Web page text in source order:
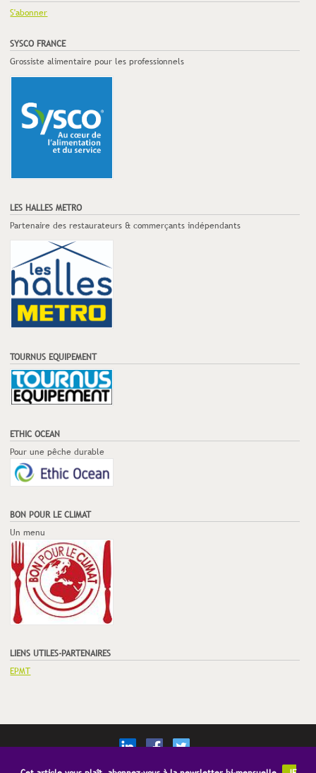
S'abonner
SYSCO FRANCE
Grossiste alimentaire pour les professionnels
LES HALLES METRO
Partenaire des restaurateurs & commerçants indépendants
TOURNUS EQUIPEMENT
ETHIC OCEAN
Pour une pêche durable
BON POUR LE CLIMAT
Un menu
LIENS UTILES-PARTENAIRES
EPMT
© Copyright Restauration21 Mentions Légales CGV Publicité